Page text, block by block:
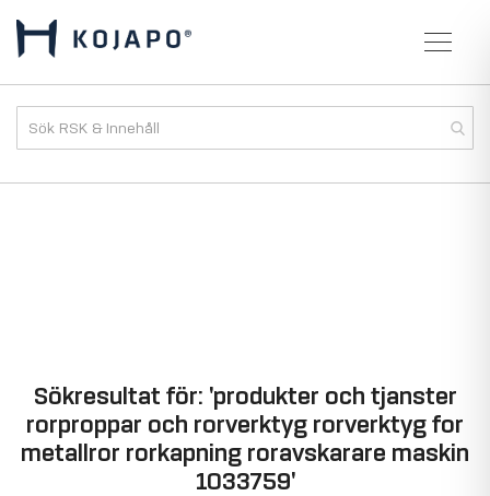
Sökresultat för: 'produkter och tjanster
rorproppar och rorverktyg rorverktyg for
metallror rorkapning roravskarare maskin
1033759'